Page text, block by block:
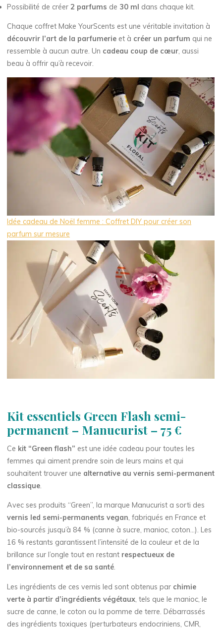
Possibilité de créer 2 parfums de 30 ml dans chaque kit.
Chaque coffret Make YourScents est une véritable invitation à
découvrir l’art de la parfumerie et à créer un parfum qui ne
ressemble à aucun autre. Un cadeau coup de cœur, aussi
beau à offrir qu’à recevoir.
Idée cadeau de Noël femme : Coffret DIY pour créer son
parfum sur mesure
Kit essentiels Green Flash semi-
permanent – Manucurist – 75 €
Ce kit “Green flash” est une idée cadeau pour toutes les
femmes qui aiment prendre soin de leurs mains et qui
souhaitent trouver une alternative au vernis semi-permanent
classique.
Avec ses produits “Green”, la marque Manucurist a sorti des
vernis led semi-permanents vegan, fabriqués en France et
bio-sourcés jusqu’à 84 % (canne à sucre, manioc, coton…). Les
16 % restants garantissent l’intensité de la couleur et de la
brillance sur l’ongle tout en restant respectueux de
l’environnement et de sa santé.
Les ingrédients de ces vernis led sont obtenus par chimie
verte à partir d’ingrédients végétaux, tels que le manioc, le
sucre de canne, le coton ou la pomme de terre. Débarrassés
des ingrédients toxiques (perturbateurs endocriniens, CMR,